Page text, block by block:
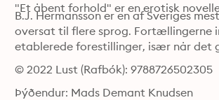
"Et åbent forhold" er en erotisk
B.J. Hermansson er en af Sveriges
oversat til flere sprog. Fortællingerne
etablerede forestillinger, især når det
© 2022 Lust (Rafbók): 9788726502305
Þýðendur: Mads Demant Knudsen